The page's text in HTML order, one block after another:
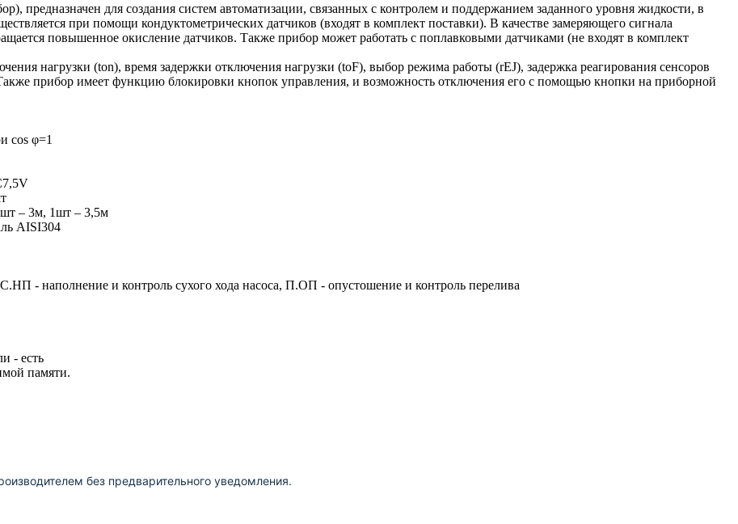
предназначен для создания систем автоматизации, связанных с контролем и поддержанием заданного уровня жидкости, в
при помощи кондуктометрических датчиков (входят в комплект поставки). В качестве замеряющего сигнала
повышенное окисление датчиков. Также прибор может работать с поплавковыми датчиками (не входят в комплект
нагрузки (ton), время задержки отключения нагрузки (toF), выбор режима работы (rEJ), задержка реагирования сенсоров
Также прибор имеет функцию блокировки кнопок управления, и возможность отключения его с помощью кнопки на приборной
cos φ=1
– 3м, 1шт – 3,5м
AISI304
- наполнение и контроль сухого хода насоса, П.ОП - опустошение и контроль перелива
- есть
памяти.
без предварительного уведомления.